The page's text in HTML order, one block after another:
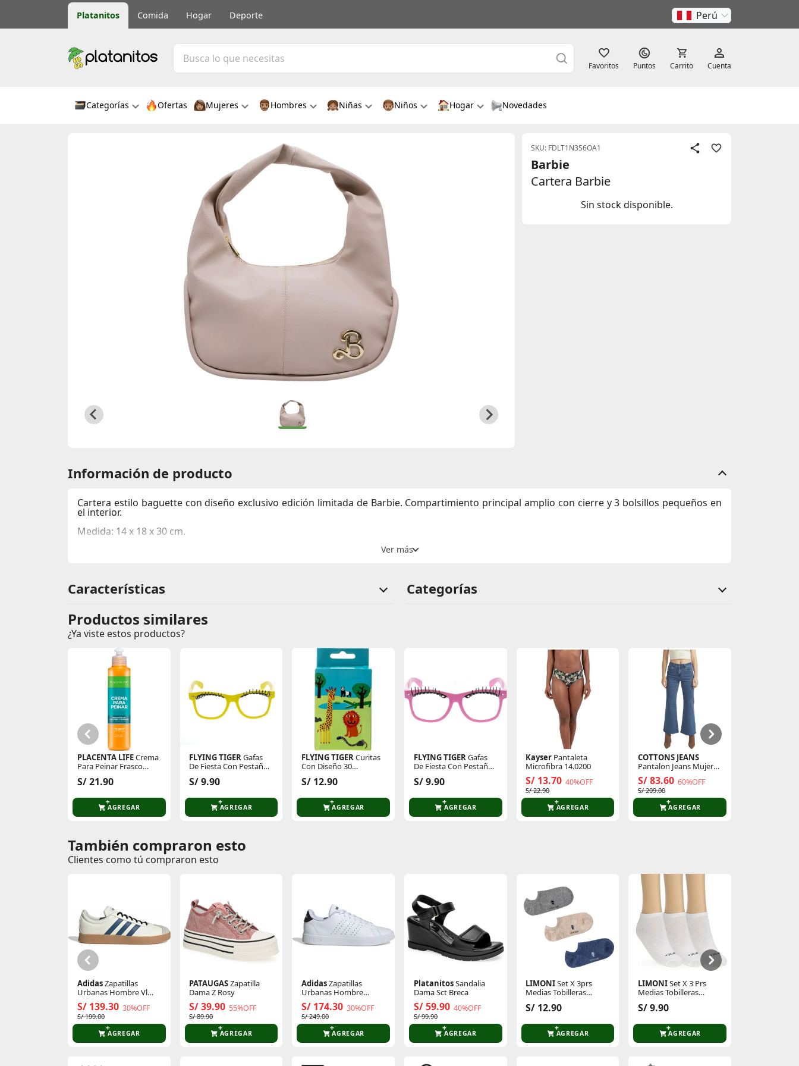
Platanitos Comida Hogar Deporte Perú
Favoritos Puntos Carrito Cuenta
Categorías Ofertas Mujeres Hombres Niñas Niños Hogar Novedades
SKU: FDLT1N3S6OA1
Barbie
Cartera Barbie
Sin stock disponible.
Información de producto
Cartera estilo baguette con diseño exclusivo edición limitada de Barbie. Compartimiento principal amplio con cierre y 3 bolsillos pequeños en
el interior.
Medida: 14 x 18 x 30 cm.
Características Categorías
Productos similares
¿Ya viste estos productos?
PLACENTA LIFECrema
Para Peinar Frasco
S/ 21.90
AGREGAR
FLYING TIGERGafas
De Fiesta Con Pestañas
S/ 9.90
AGREGAR
FLYING TIGERCuritas
Con Diseño 30
S/ 12.90
AGREGAR
FLYING TIGERGafas
De Fiesta Con Pestañas
S/ 9.90
AGREGAR
Kayser Pantaleta
Microfibra 14.0200
S/ 13.70 40%OFF
S/ 22.90
AGREGAR
COTTONS JEANS
Pantalon Jeans Mujer
Flare Brisa Largo 30
S/ 83.60 60%OFF
S/ 209.00
AGREGAR
Comentarios de clientes
Comentarios de clientes que compraron este producto
Sin calificaciones
Este producto aún no tiene calificaciones.
Sé el primero en comentar y acumula Puntos.
También compraron esto
Clientes como tú compraron esto
AdidasZapatillas
Urbanas Hombre Vl
Court Base
S/ 139.30 30%OFF
S/ 199.00
AGREGAR
PATAUGASZapatilla
Dama Z Rosy
S/ 39.90 55%OFF
S/ 89.90
AGREGAR
AdidasZapatillas
Urbanas Hombre
Advantage 2.0
S/ 174.30 30%OFF
S/ 249.00
AGREGAR
PlatanitosSandalia
Dama Sct Breca
S/ 59.90 40%OFF
S/ 99.90
AGREGAR
LIMONISet X 3prs
Medias Tobilleras
S/ 12.90
AGREGAR
LIMONISet X 3 Prs
Medias Tobilleras
S/ 9.90
AGREGAR